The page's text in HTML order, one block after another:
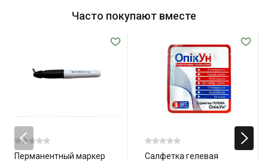
Часто покупают вместе
Перманентный маркер
Салфетка гелевая